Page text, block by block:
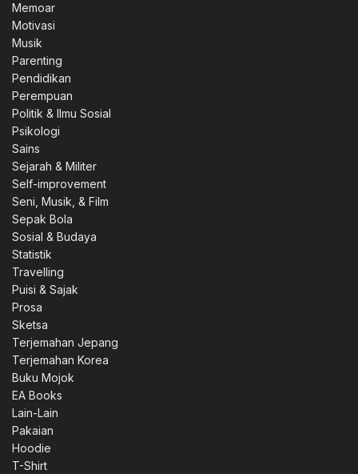
Memoar
Motivasi
Musik
Parenting
Pendidikan
Perempuan
Politik & Ilmu Sosial
Psikologi
Sains
Sejarah & Militer
Self-improvement
Seni, Musik, & Film
Sepak Bola
Sosial & Budaya
Statistik
Travelling
Puisi & Sajak
Prosa
Sketsa
Terjemahan Jepang
Terjemahan Korea
Buku Mojok
EA Books
Lain-Lain
Pakaian
Hoodie
T-Shirt